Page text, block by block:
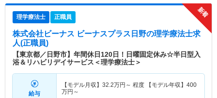
理学療法士 正職員
株式会社ビーナス ビーナスプラス日野の理学療法士求
人(正職員)
【東京都／日野市】年間休日120日！日曜固定休み☆半日型入
浴＆リハビリデイサービス＜理学療法士＞
給与
【モデル月収】 32.2万円～ 程度 【モデル年収】 400
万円～